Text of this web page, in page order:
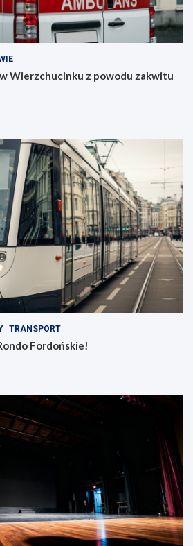
Wierzchucinku z powodu zakwitu
TRANSPORT
Fordońskie!